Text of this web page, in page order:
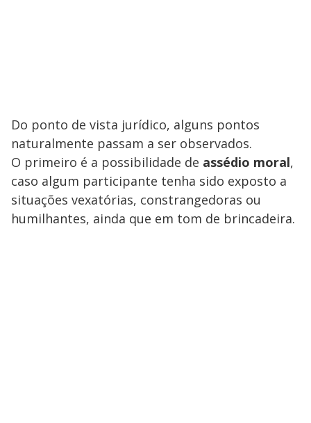
Do ponto de vista jurídico, alguns pontos
naturalmente passam a ser observados.
O primeiro é a possibilidade de assédio moral,
caso algum participante tenha sido exposto a
situações vexatórias, constrangedoras ou
humilhantes, ainda que em tom de brincadeira.